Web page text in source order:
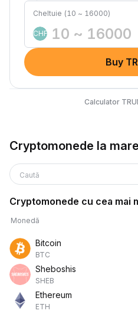
Cheltuie (10 ~ 16000)
CHF
Buy
Calculator
Cryptomonede la
Caută
Cryptomonede cu cea mai
Monedă
Bitcoin
BTC
Sheboshis
SHEB
Ethereum
ETH